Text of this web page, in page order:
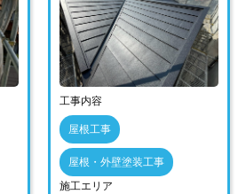
工事内容
屋根工事
屋根・外壁塗装工事
施工エリア